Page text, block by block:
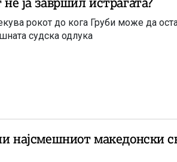
рокот до кога Груби може да
судска одлука
најсмешниот македонски